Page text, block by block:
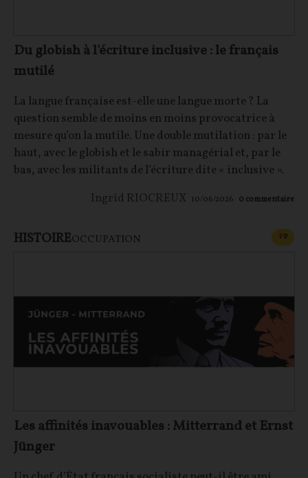
Du globish à l'écriture inclusive : le français
mutilé
La langue française est-elle une langue morte ? La
question semble de moins en moins provocatrice à
mesure qu’on la mutile. Une double mutilation : par le
haut, avec le globish et le sabir managérial et, par le
bas, avec les militants de l’écriture dite « inclusive ».
Ingrid RIOCREUX 10/06/2026 0 commentaire
HISTOIREOCCUPATION FP
Les affinités inavouables : Mitterrand et Ernst
Jünger